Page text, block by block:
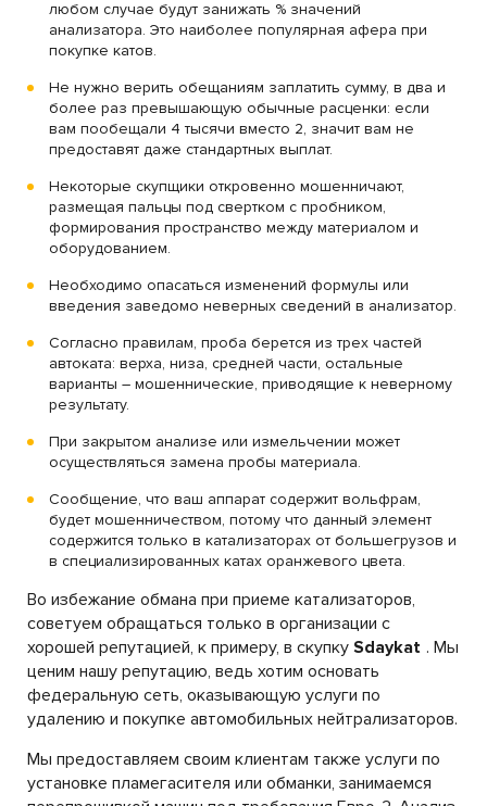
любом случае будут занижать % значений
анализатора. Это наиболее популярная афера при
покупке катов.
Не нужно верить обещаниям заплатить сумму, в два и
более раз превышающую обычные расценки: если
вам пообещали 4 тысячи вместо 2, значит вам не
предоставят даже стандартных выплат.
Некоторые скупщики откровенно мошенничают,
размещая пальцы под свертком с пробником,
формирования пространство между материалом и
оборудованием.
Необходимо опасаться изменений формулы или
введения заведомо неверных сведений в анализатор.
Согласно правилам, проба берется из трех частей
автоката: верха, низа, средней части, остальные
варианты – мошеннические, приводящие к неверному
результату.
При закрытом анализе или измельчении может
осуществляться замена пробы материала.
Сообщение, что ваш аппарат содержит вольфрам,
будет мошенничеством, потому что данный элемент
содержится только в катализаторах от большегрузов и
в специализированных катах оранжевого цвета.
Во избежание обмана при приеме катализаторов,
советуем обращаться только в организации с
хорошей репутацией, к примеру, в скупку Sdaykat . Мы
ценим нашу репутацию, ведь хотим основать
федеральную сеть, оказывающую услуги по
удалению и покупке автомобильных нейтрализаторов.
Мы предоставляем своим клиентам также услуги по
установке пламегасителя или обманки, занимаемся